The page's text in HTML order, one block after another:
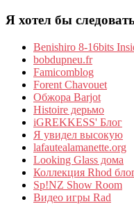
Я хотел бы
Benishiro 8-16bits
bobdupneu.fr
Famicomblog
Forent Chavouet
Обжора Barjot
Histoire дерьмо
iGREKKESS' Блог
Я увидел высокую
lafautealamanette.org
Looking Glass дома
Коллекция Rhod
Sp!NZ Show Room
Видео игры Rad